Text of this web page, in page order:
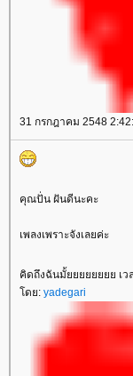
31 กรกฎาคม 2548
คุณปั่น ฝันดีนะคะ
เพลงเพราะจังเลยค่ะ
คิดถึงฉันมั้ยยยยยยยย เว
ดย: yadegari